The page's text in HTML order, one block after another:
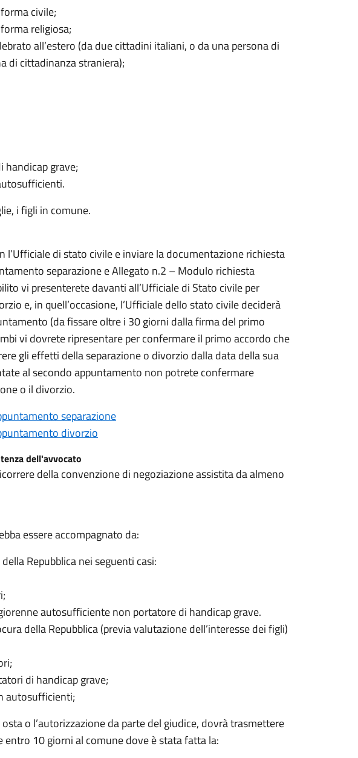
civile;
religiosa;
all’estero (da due cittadini italiani, o da una persona di
di cittadinanza straniera);
grave;
i figli in comune.
l’Ufficiale di stato civile e inviare la documentazione richiesta
separazione e Allegato n.2 – Modulo richiesta
vi presenterete davanti all’Ufficiale di Stato civile per
e, in quell’occasione, l’Ufficiale dello stato civile deciderà
(da fissare oltre i 30 giorni dalla firma del primo
vi dovrete ripresentare per confermare il primo accordo che
gli effetti della separazione o divorzio dalla data della sua
al secondo appuntamento non potrete confermare
o il divorzio.
separazione
divorzio
dell'avvocato
della convenzione di negoziazione assistita da almeno
essere accompagnato da:
Repubblica nei seguenti casi:
autosufficiente non portatore di handicap grave.
della Repubblica (previa valutazione dell’interesse dei figli)
di handicap grave;
autosufficienti;
o l’autorizzazione da parte del giudice, dovrà trasmettere
entro 10 giorni al comune dove è stata fatta la: